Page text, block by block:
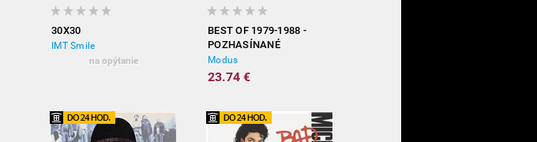
30X30
IMT Smile
na opýtanie
BEST OF 1979-1988 -
POZHASÍNANÉ
Modus
23.74 €